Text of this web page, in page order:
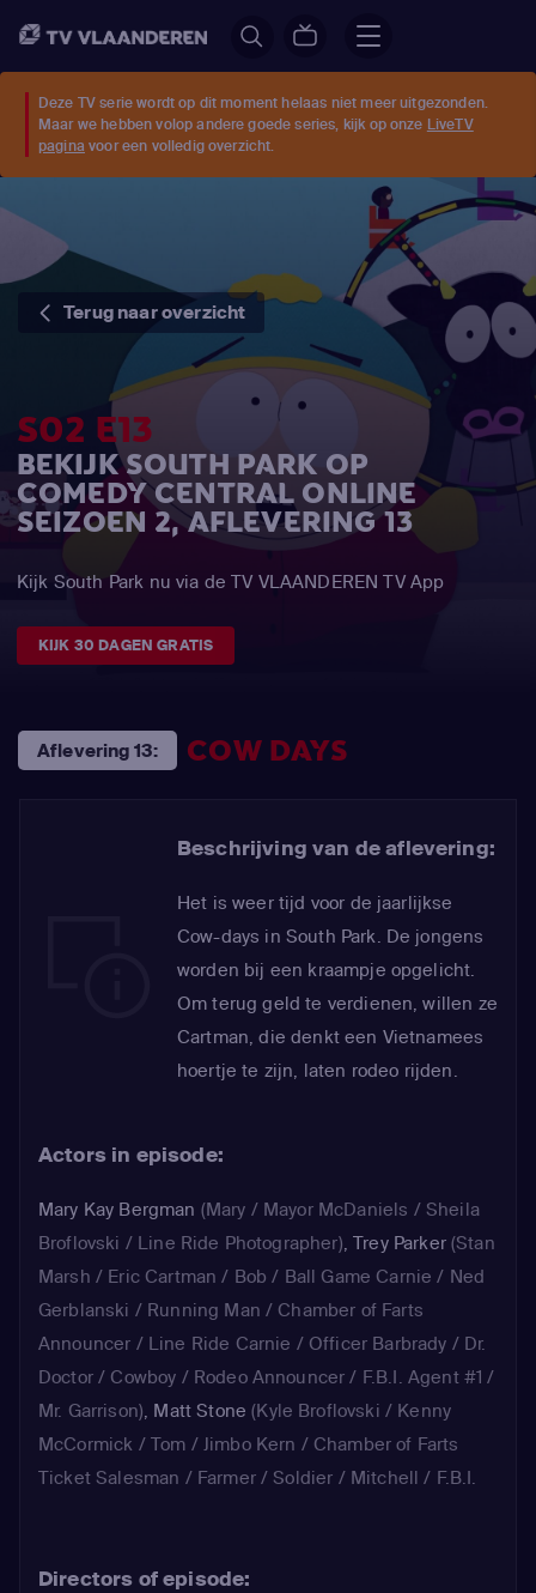
Deze TV serie wordt op dit moment helaas niet meer uitgezonden.
Maar we hebben volop andere goede series, kijk op onze LiveTV
pagina voor een volledig overzicht.
Terug naar overzicht
S02 E13
BEKIJK SOUTH PARK OP
COMEDY CENTRAL ONLINE
SEIZOEN 2, AFLEVERING 13
Kijk South Park nu via de TV VLAANDEREN TV App
KIJK 30 DAGEN GRATIS
Aflevering 13: COW DAYS
Beschrijving van de aflevering:
Het is weer tijd voor de jaarlijkse
Cow-days in South Park. De jongens
worden bij een kraampje opgelicht.
Om terug geld te verdienen, willen ze
Cartman, die denkt een Vietnamees
hoertje te zijn, laten rodeo rijden.
Actors in episode:
Mary Kay Bergman (Mary / Mayor McDaniels / Sheila
Broflovski / Line Ride Photographer),Trey Parker(Stan
Marsh / Eric Cartman / Bob / Ball Game Carnie / Ned
Gerblanski / Running Man / Chamber of Farts
Announcer / Line Ride Carnie / Officer Barbrady / Dr.
Doctor / Cowboy / Rodeo Announcer / F.B.I. Agent #1 /
Mr. Garrison), Matt Stone (Kyle Broflovski / Kenny
McCormick / Tom / Jimbo Kern / Chamber of Farts
Ticket Salesman / Farmer / Soldier / Mitchell / F.B.I.
Directors of episode: